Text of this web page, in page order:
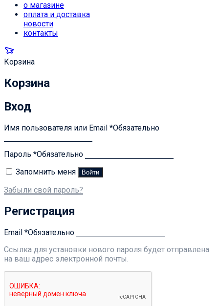
о магазине
оплата и доставка
новости
контакты
Корзина
Корзина
Вход
Имя пользователя или Email *Обязательно
Пароль *Обязательно
Запомнить меня
Войти
Забыли свой пароль?
Регистрация
Email *Обязательно
Ссылка для установки нового пароля будет отправлена ​​
на ваш адрес электронной почты.